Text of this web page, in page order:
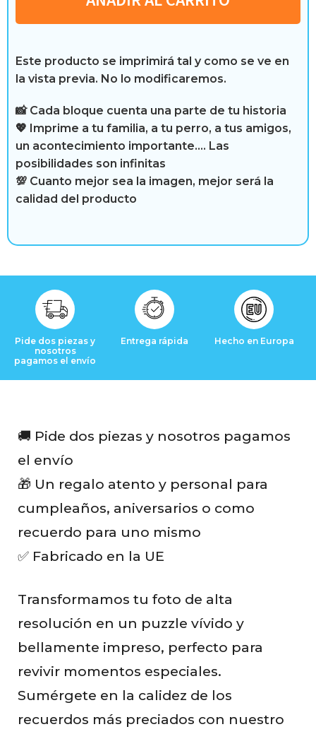
l
i
b
r
e
R
e
ñ
a
s
Este producto se imprimirá tal y como se ve en
la vista previa. No lo modificaremos.
📸 Cada bloque cuenta una parte de tu historia
💖 Imprime a tu familia, a tu perro, a tus amigos,
un acontecimiento importante…. Las
posibilidades son infinitas
💯 Cuanto mejor sea la imagen, mejor será la
calidad del producto
Pide dos piezas y
nosotros
pagamos el envío
Entrega rápida Hecho en Europa
🚚 Pide dos piezas y nosotros pagamos
el envío
🎁 Un regalo atento y personal para
cumpleaños, aniversarios o como
recuerdo para uno mismo
✅ Fabricado en la UE
Transformamos tu foto de alta
resolución en un puzzle vívido y
bellamente impreso, perfecto para
revivir momentos especiales.
Sumérgete en la calidez de los
recuerdos más preciados con nuestro